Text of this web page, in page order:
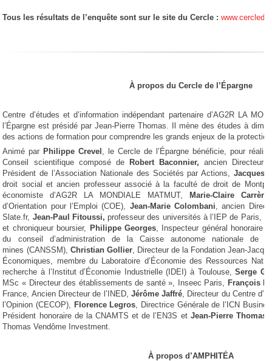
Tous les résultats de l’enquête sont sur le site du Cercle :
À propos du Cercle de l’Épargne
Centre d’études et d’information indépendant partenaire d’AG2R LA
l’Épargne est présidé par Jean-Pierre Thomas. Il mène des études à
des actions de formation pour comprendre les grands enjeux de la
Animé par Philippe Crevel , le Cercle de l’Épargne bénéficie, pour
Conseil scientifique composé de
Robert Baconnier, ancien Directeur
Président de l’Association Nationale des Sociétés par Actions, Jacques
droit social et ancien professeur associé à la faculté de droit de
économiste d’AG2R LA MONDIALE MATMUT,
Marie-Claire Carrère-
d’Orientation pour l’Emploi (COE), Jean-Marie Colombani, ancien
Slate.fr, Jean-Paul Fitoussi,professeur des universités à l’IEP de Paris,
et chroniqueur boursier, Philippe Georges, Inspecteur général honoraire
du conseil d’administration de la Caisse autonome nationale de
mines (CANSSM), Christian Gollier, Directeur de la Fondation Jean-
Économiques, membre du Laboratoire d’Économie des Ressources
recherche à l’Institut d’Économie Industrielle (IDEI) à Toulouse,Serge
MSc « Directeur des établissements de santé », Inseec Paris, François
France, Ancien Directeur de l’INED, Jérôme Jaffré, Directeur du Centre
l’Opinion (CECOP), Florence Legros, Directrice Générale de l’ICN
Président honoraire de la CNAMTS et de l’EN3S et Jean-Pierre Thomas
Thomas Vendôme Investment.
À propos d’AMPHITÉA